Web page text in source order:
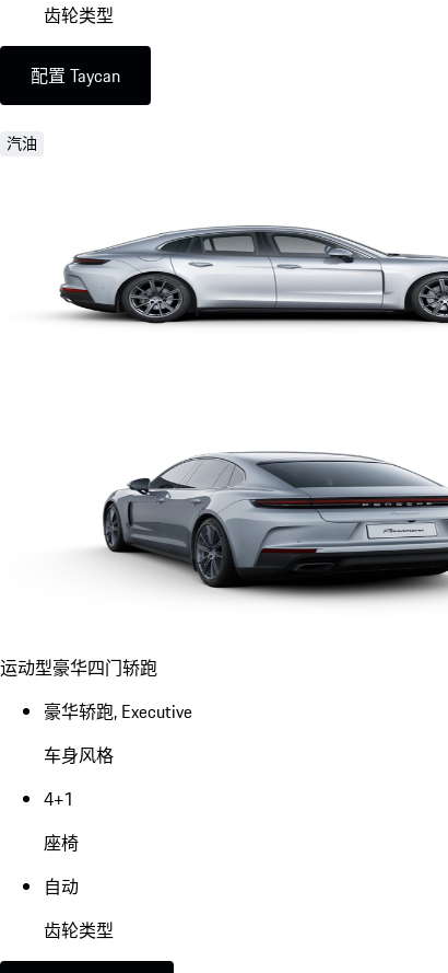
齿轮类型
配置 Taycan
汽油
运动型豪华四门轿跑
豪华轿跑, Executive
车身风格
4+1
座椅
自动
齿轮类型